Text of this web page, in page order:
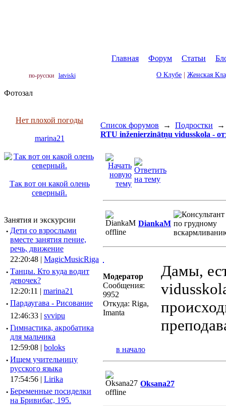
Главная Форум Статьи
по-русски latviski О Клубе Женская
Фотозал
Нет плохой погоды
marina21
Так вот он какой олень
северный.
Занятия и экскурсии
· Дети со взрослыми
вместе занятия пение,
речь, движение
22:20:48 | MagicMusicRiga
· Танцы. Кто куда водит
девочек?
12:20:11 | marina21
· Пардаугава - Рисование
12:46:33 | svvipu
· Гимнастика, акробатика
для мальчика
12:59:08 | boloks
· Ищем учительницу
русского языка
17:54:56 | Lirika
· Беременные посиделки
на Бривибас, 195.
Список форумов → Подростки
RTU inženierzinātņu vidusskola -
DiankaM
Модератор
Сообщения:
9952
Откуда: Riga,
Imanta
Дамы,
в начало
Oksana27